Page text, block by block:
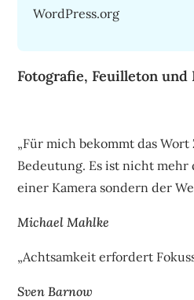
WordPress.org
Fotografie, Feuilleton und
„Für mich bekommt das
Bedeutung. Es ist nicht
einer Kamera sondern der
Michael Mahlke
„Achtsamkeit erfordert
Sven Barnow